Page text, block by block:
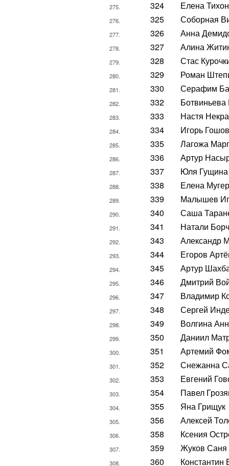
275. 324 Елена
276. 325 Соборная
277. 326 Анна
278. 327 Алина
279. 328 Стас
280. 329 Роман
281. 330 Серафим
282. 332 Ботвиньева
283. 333 Настя
284. 334 Игорь
285. 335 Лагожа
286. 336 Артур
287. 337 Юля Гущина
288. 338 Елена Мугер
289. 339 Малышев
290. 340 Саша
291. 341 Натали
292. 343 Александр
293. 344 Егоров
294. 345 Артур
295. 346 Дмитрий
296. 347 Владимир
297. 348 Сергей
298. 349 Волгина
299. 350 Даниил
300. 351 Артемий
301. 352 Снежанна
302. 353 Евгений
303. 354 Павел
304. 355 Яна Грищук
305. 356 Алексей
306. 358 Ксения
307. 359 Жуков Саня
308. 360 Константин